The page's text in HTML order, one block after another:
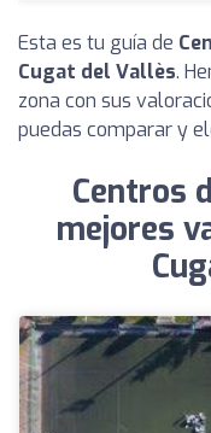
Esta es tu guía de
Cugat del Vallès.
zona con sus
puedas comparar y
Centros
mejores